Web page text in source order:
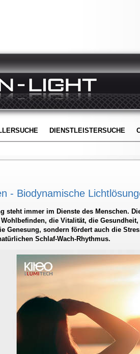
DIENSTLEISTERSUCHE
- Biodynamische
steht immer im Dienste des Menschen.
die Vitalität, die
Genesung, sondern fördert auch die
Schlaf-Wach-Rhythmus.